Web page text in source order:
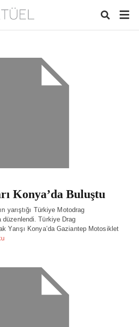
Konya’da Buluştu
yarıştığı Türkiye Motodrag
düzenlendi. Türkiye Drag
Yarışı Konya’da Gaziantep Motosiklet